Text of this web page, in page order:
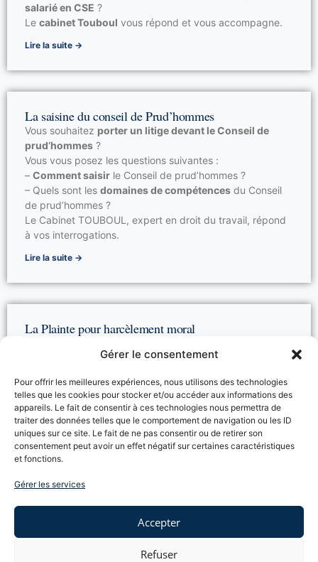
Gérer le consentement
Pour offrir les meilleures expériences, nous utilisons des technologies
telles que les cookies pour stocker et/ou accéder aux informations des
appareils. Le fait de consentir à ces technologies nous permettra de
traiter des données telles que le comportement de navigation ou les ID
uniques sur ce site. Le fait de ne pas consentir ou de retirer son
consentement peut avoir un effet négatif sur certaines caractéristiques
et fonctions.
Gérer les services
Accepter
Refuser
salarié en CSE ?
Le cabinet Touboul vous répond et vous accompagne.
Lire la suite →
La saisine du conseil de Prud’hommes
Vous souhaitez porter un litige devant le Conseil de
prud’hommes ?
Vous vous posez les questions suivantes :
– Comment saisir le Conseil de prud’hommes ?
– Quels sont les domaines de compétences du Conseil
de prud’hommes ?
Le Cabinet TOUBOUL, expert en droit du travail, répond
à vos interrogations.
Lire la suite →
La Plainte pour harcèlement moral
porter plaintedevant les juridictions ?
interrogations :
– Devantquelles juridictions le salarié peut-il adresser
sa plainte pour harcèlement moral ?
– Peut-on êtrelicencié pour dénonciation de fait
harcèlement moral ?
Le Cabinet TOUBOUL, expert en droit du travail, répond